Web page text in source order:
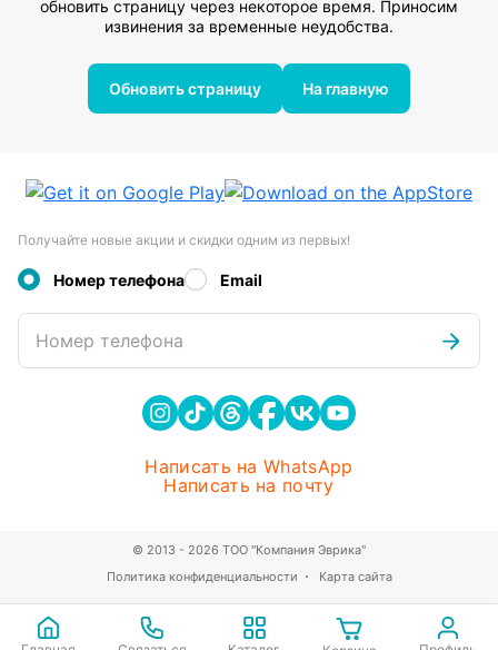
обновить страницу через некоторое время. Приносим
извинения за временные неудобства.
Обновить страницу На главную
Получайте новые акции и скидки одним из первых!
Номер телефона Email
Номер телефона
Написать на WhatsApp
Написать на почту
Политика конфиденциальности Карта сайта
© 2013 - 2026 ТОО "Компания Эврика"